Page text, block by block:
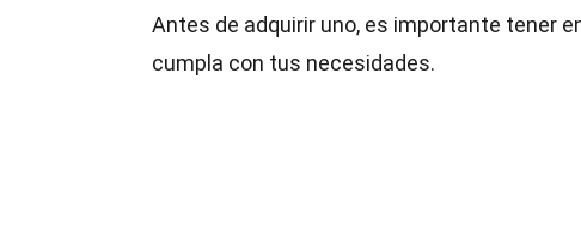
Antes de adquirir uno, es importante tener
cumpla con tus necesidades.